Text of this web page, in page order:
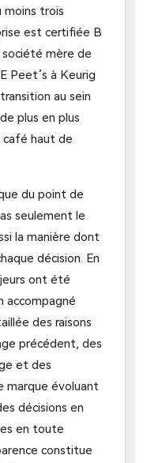
moins trois
est certifiée B
société mère de
Peet’s à Keurig
au sein
plus en plus
café haut de
du point de
seulement le
la manière dont
décision. En
ont été
accompagné
des raisons
précédent, des
et des
marque évoluant
décisions en
en toute
constitue